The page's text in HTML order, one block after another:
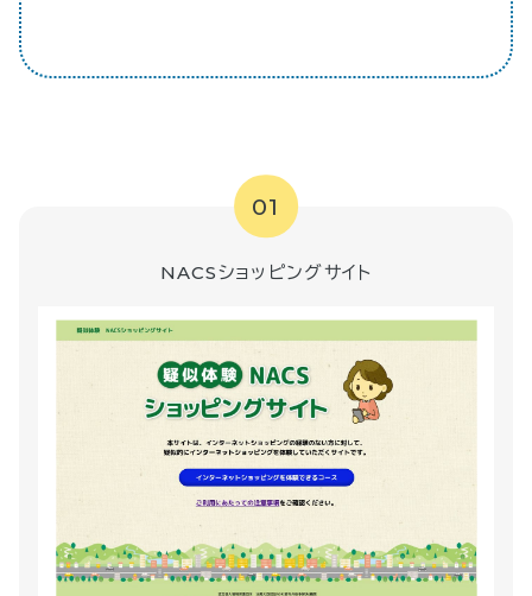
01
NACSショッピングサイト